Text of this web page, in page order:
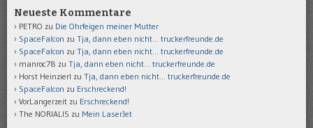
Neueste Kommentare
PETRO zu Die Ohrfeigen meiner Mutter
SpaceFalcon zu Tja, dann eben nicht… truckerfreunde.de
SpaceFalcon zu Tja, dann eben nicht… truckerfreunde.de
manroc78 zu Tja, dann eben nicht… truckerfreunde.de
Horst Heinzierl zu Tja, dann eben nicht… truckerfreunde.de
SpaceFalcon zu Erschreckend!
VorLangerzeit zu Erschreckend!
The NORIALIS zu Mein LaserJet